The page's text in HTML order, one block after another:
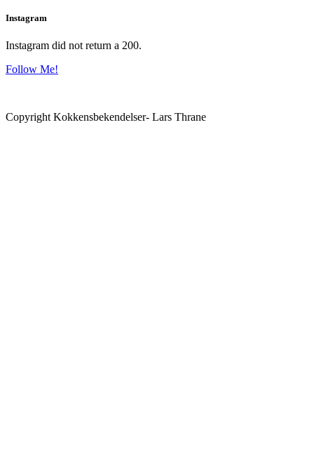
Instagram
Instagram did not return a 200.
Follow Me!
Copyright Kokkensbekendelser- Lars Thrane